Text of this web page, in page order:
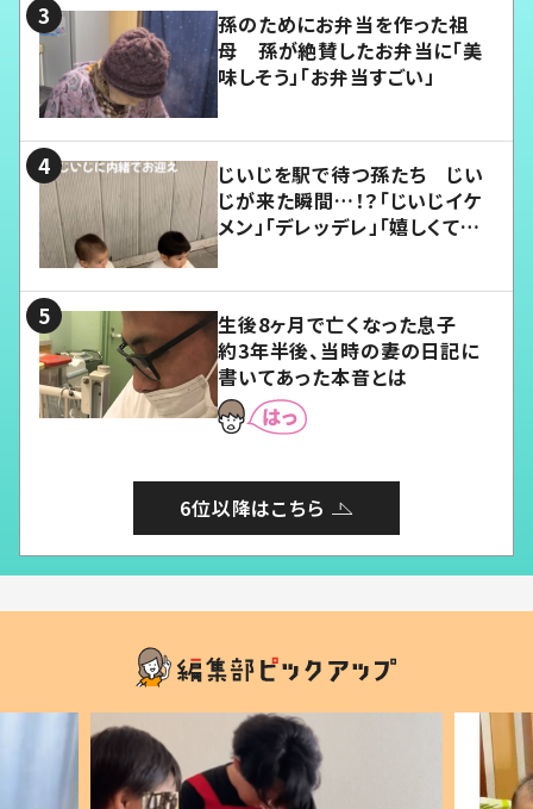
孫のためにお弁当を作った祖
母 孫が絶賛したお弁当に「美
味しそう」「お弁当すごい」
じいじを駅で待つ孫たち じい
じが来た瞬間…！？「じいじイケ
メン」「デレッデレ」「嬉しくて可
生後8ヶ月で亡くなった息子
約3年半後、当時の妻の日記に
書いてあった本音とは
6位以降はこちら